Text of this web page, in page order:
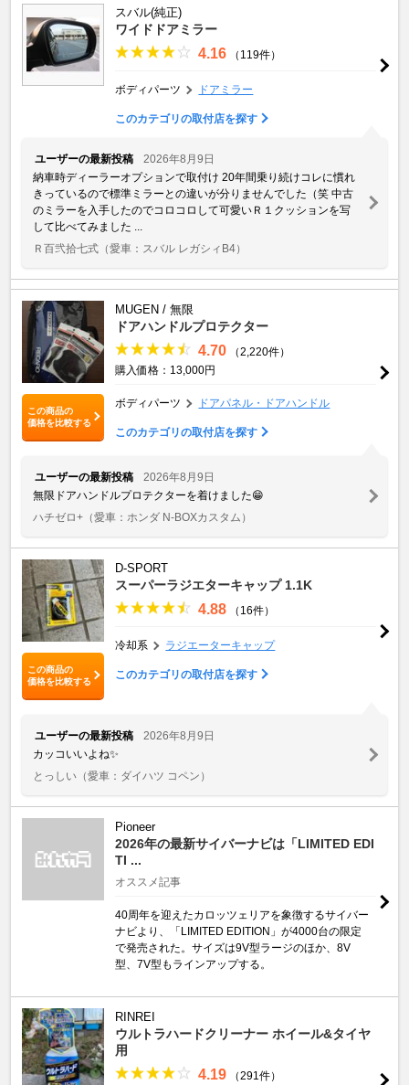
スバル(純正)
ワイドドアミラー
4.16 （119件）
ボディパーツ ドアミラー
このカテゴリの取付店を探す
ユーザーの最新投稿
2026年8月9日
納車時ディーラーオプションで取付け 20年間乗り続けコレに慣れ
きっているので標準ミラーとの違いが分りませんでした（笑 中古
のミラーを入手したのでコロコロして可愛いＲ１クッションを写
して比べてみました ...
Ｒ百弐拾七式 （愛車：スバル レガシィB4）
この商品の
価格を比較する
MUGEN / 無限
ドアハンドルプロテクター
4.70
（2,220件）
購入価格：13,000円
ボディパーツ ドアパネル・ドアハンドル
このカテゴリの取付店を探す
ユーザーの最新投稿
2026年8月9日
無限ドアハンドルプロテクターを着けました😁
ハチゼロ+ （愛車：ホンダ N-BOXカスタム）
この商品の
価格を比較する
D-SPORT
スーパーラジエターキャップ 1.1K
4.88 （16件）
冷却系 ラジエーターキャップ
このカテゴリの取付店を探す
ユーザーの最新投稿
2026年8月9日
カッコいいよね✨
とっしい （愛車：ダイハツ コペン）
Pioneer
2026年の最新サイバーナビは「LIMITED EDI
TI ...
オススメ記事
40周年を迎えたカロッツェリアを象徴するサイバー
ナビより、「LIMITED EDITION」が4000台の限定
で発売された。サイズは9V型ラージのほか、8V
型、7V型もラインアップする。
RINREI
ウルトラハードクリーナー ホイール&タイヤ
用
4.19 （291件）